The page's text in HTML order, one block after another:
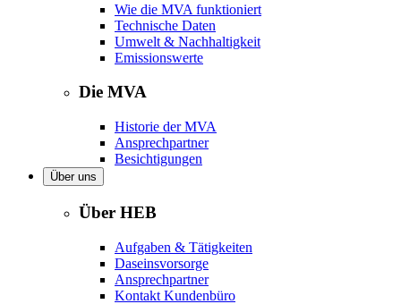
Wie die MVA funktioniert
Technische Daten
Umwelt & Nachhaltigkeit
Emissionswerte
Die MVA
Historie der MVA
Ansprechpartner
Besichtigungen
Über uns
Über HEB
Aufgaben & Tätigkeiten
Daseinsvorsorge
Ansprechpartner
Kontakt Kundenbüro